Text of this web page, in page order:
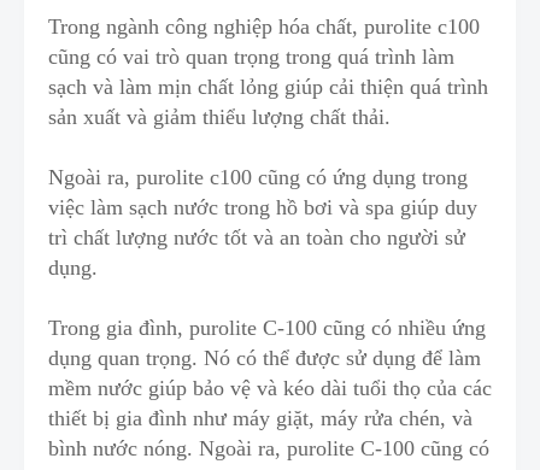
Trong ngành công nghiệp hóa chất, purolite c100
cũng có vai trò quan trọng trong quá trình làm
sạch và làm mịn chất lỏng giúp cải thiện quá trình
sản xuất và giảm thiểu lượng chất thải.
Ngoài ra, purolite c100 cũng có ứng dụng trong
việc làm sạch nước trong hồ bơi và spa giúp duy
trì chất lượng nước tốt và an toàn cho người sử
dụng.
Trong gia đình, purolite C-100 cũng có nhiều ứng
dụng quan trọng. Nó có thể được sử dụng để làm
mềm nước giúp bảo vệ và kéo dài tuổi thọ của các
thiết bị gia đình như máy giặt, máy rửa chén, và
bình nước nóng. Ngoài ra, purolite C-100 cũng có